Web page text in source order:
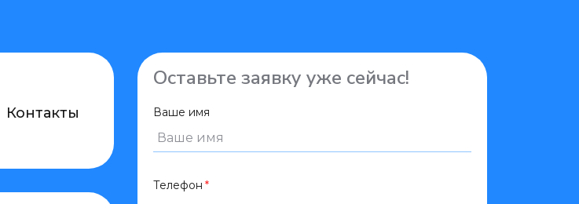
Контакты
Оставьте заявку уже сейчас!
Ваше имя
Телефон